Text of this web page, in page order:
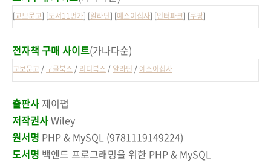
[교보문고] [도서11번가] [알라딘] [예스이십사] [인터파크] [쿠팡]
전자책 구매 사이트(가나다순)
교보문고 /구글북스 / 리디북스 / 알라딘 / 예스이십사
출판사 제이펍
저작권사Wiley
원서명 PHP & MySQL (9781119149224)
도서명 백엔드 프로그래밍을 위한 PHP & MySQL